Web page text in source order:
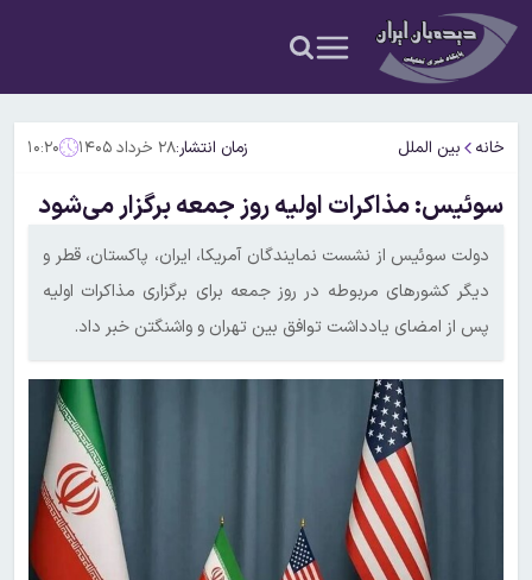
خانه بین الملل زمان انتشار:۲۸ خرداد ۱۴۰۵ ۱۰:۲۰
سوئیس: مذاکرات اولیه روز جمعه برگزار می‌شود
دولت سوئیس از نشست نمایندگان آمریکا، ایران، پاکستان، قطر و
دیگر کشورهای مربوطه در روز جمعه برای برگزاری مذاکرات اولیه
پس از امضای یادداشت توافق بین تهران و واشنگتن خبر داد.